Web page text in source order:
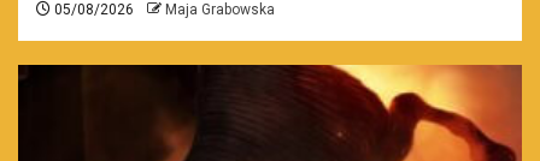
05/08/2026 Maja Grabowska